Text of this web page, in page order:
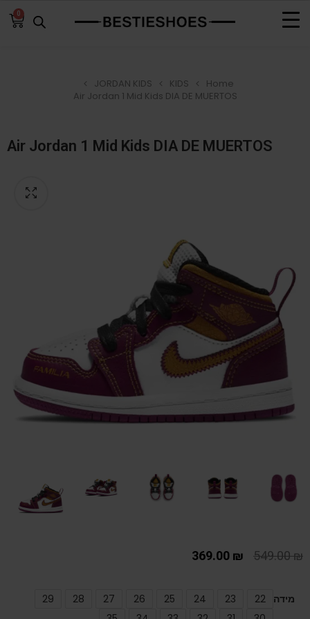
0
Home
KIDS
JORDAN KIDS
Air Jordan 1 Mid Kids DIA DE MUERTOS
Air Jordan 1 Mid Kids DIA DE MUERTOS
549.00₪
369.00 ₪
מידה 22
23
24
25
26
27
28
29